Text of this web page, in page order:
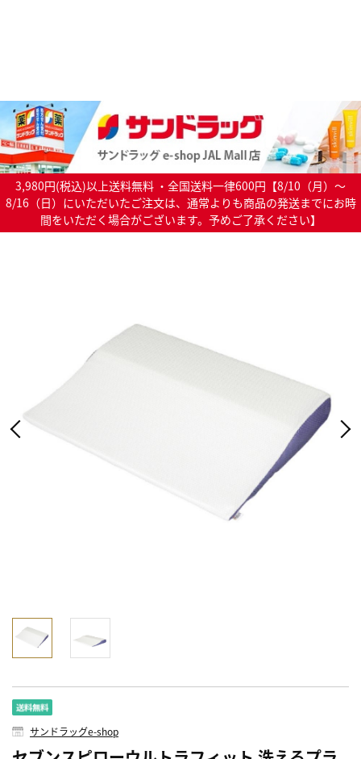
3,980円(税込)以上送料無料 ・全国送料一律600円【8/10（月）～
8/16（日）にいただいたご注文は、通常よりも商品の発送までにお時
間をいただく場合がございます。予めご了承ください】
サンドラッグe-shop